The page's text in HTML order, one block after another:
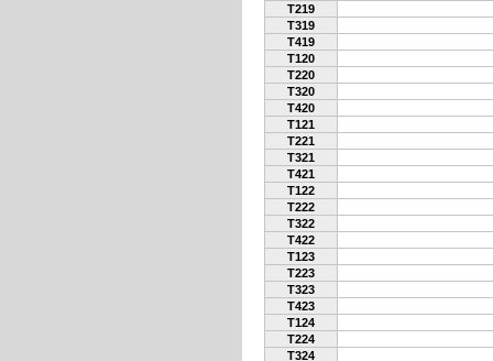
T219
T319
T419
T120
T220
T320
T420
T121
T221
T321
T421
T122
T222
T322
T422
T123
T223
T323
T423
T124
T224
T324